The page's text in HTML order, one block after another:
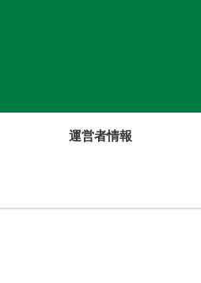
運営者情報